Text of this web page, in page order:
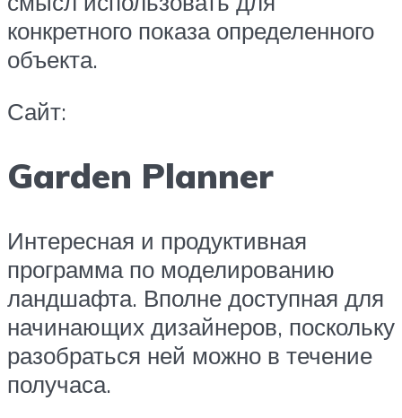
конкретного показа определенного
объекта.
Сайт:
Garden Planner
Интересная и продуктивная
программа по моделированию
ландшафта. Вполне доступная для
начинающих дизайнеров, поскольку
разобраться ней можно в течение
получаса.